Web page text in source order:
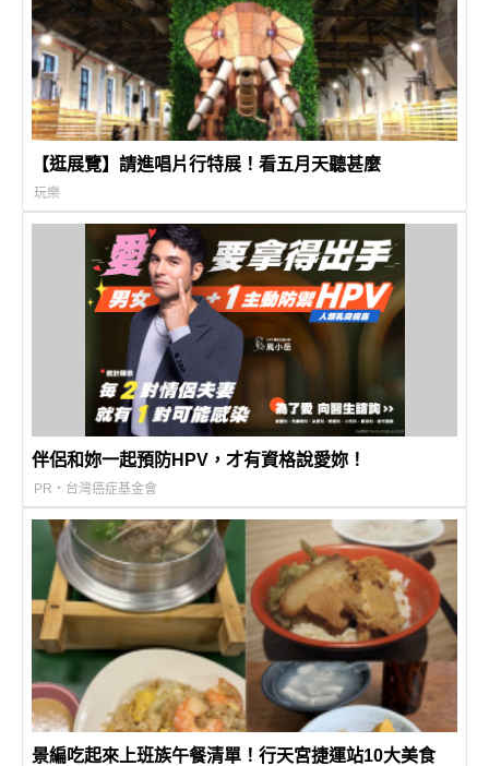
【逛展覽】請進唱片行特展！看五月天聽甚麼
玩樂
伴侶和妳一起預防HPV，才有資格說愛妳！
PR・台灣癌症基金會
景編吃起來上班族午餐清單！行天宮捷運站10大美食